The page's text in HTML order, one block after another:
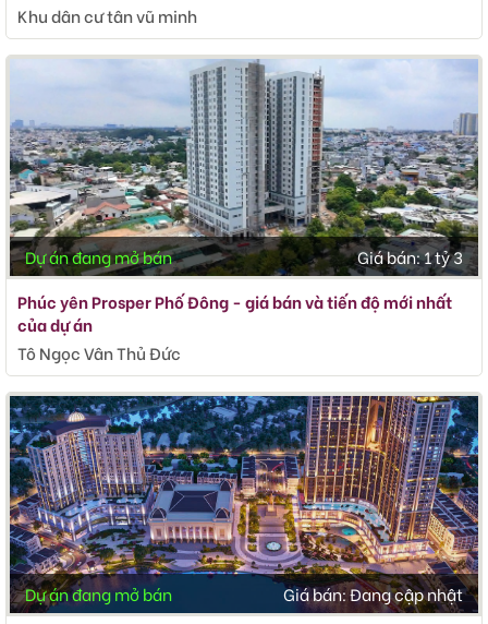
Khu dân cư tân vũ minh
Dự án đang mở bán Giá bán:1 tỷ 3
Phúc yên Prosper Phố Đông - giá bán và tiến độ mới nhất
của dự án
Tô Ngọc Vân Thủ Đức
Dự án đang mở bán Giá bán:Đang cập nhật